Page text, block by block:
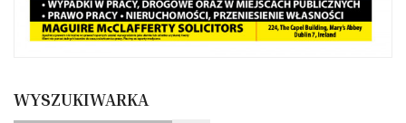
WYSZUKIWARKA